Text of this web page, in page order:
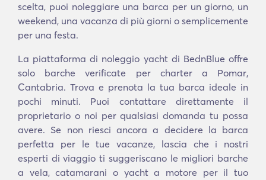
scelta, puoi noleggiare una barca per un giorno, un
weekend, una vacanza di più giorni o semplicemente
per una festa.
La piattaforma di noleggio yacht di BednBlue offre
solo barche verificate per charter a Pomar,
Cantabria. Trova e prenota la tua barca ideale in
pochi minuti. Puoi contattare direttamente il
proprietario o noi per qualsiasi domanda tu possa
avere. Se non riesci ancora a decidere la barca
perfetta per le tue vacanze, lascia che i nostri
esperti di viaggio ti suggeriscano le migliori barche
a vela, catamarani o yacht a motore per il tuo